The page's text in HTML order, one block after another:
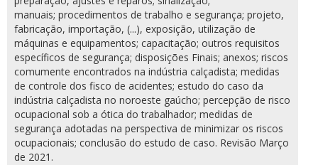
manuais; procedimentos de trabalho e segurança; projeto,
fabricação, importação, (...), exposição, utilização de
máquinas e equipamentos; capacitação; outros requisitos
específicos de segurança; disposições Finais; anexos; riscos
comumente encontrados na indústria calçadista; medidas
de controle dos fisco de acidentes; estudo do caso da
indústria calçadista no noroeste gaúcho; percepção de risco
ocupacional sob a ótica do trabalhador; medidas de
segurança adotadas na perspectiva de minimizar os riscos
ocupacionais; conclusão do estudo de caso. Revisão Março
de 2021.